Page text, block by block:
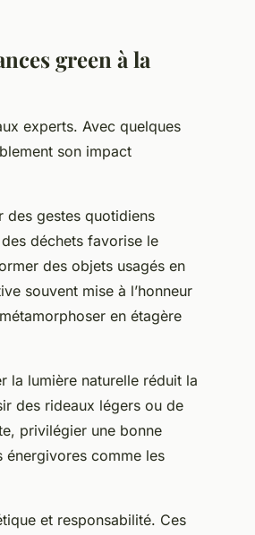
green à la
experts. Avec quelques
son impact
des gestes quotidiens
déchets favorise le
des objets usagés en
souvent mise à l’honneur
en étagère
la lumière naturelle réduit la
des rideaux légers ou de
privilégier une bonne
énergivores comme les
et responsabilité. Ces